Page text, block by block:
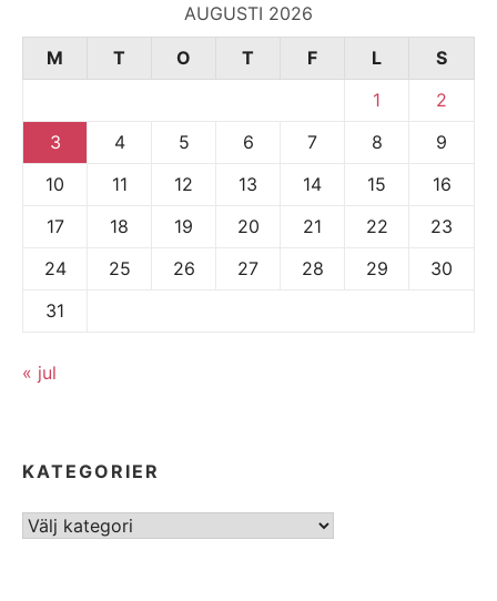
AUGUSTI 2026
M
T O T F L
S
1
2
3
4 5 6 7 8
9
10
11 12 13 14 15
16
17
18 19 20 21 22
23
24
25 26 27 28 29
30
31
« jul
KATEGORIER
Kategorier